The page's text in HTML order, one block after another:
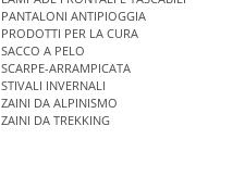
PANTALONI ANTIPIOGGIA
PRODOTTI PER LA CURA
SACCO A PELO
SCARPE-ARRAMPICATA
STIVALI INVERNALI
ZAINI DA ALPINISMO
ZAINI DA TREKKING